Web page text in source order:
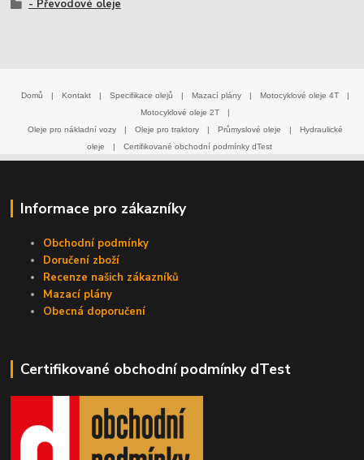
- Převodové oleje
Domů | Kontakt | Specifikace olejů | Mazací plány | Motocyklové oleje 4T
|
Motocyklové oleje 2T
|
Oleje pro nákladní vozy
| Oleje pro traktory | Průmyslové oleje |
Hydraulické
oleje
| Certifikované obchodní podmínky dTest
Informace pro zákazníky
Obchodní podmínky
Doručení zboží
Recenze našich zákazníků
Mazací plány
Obecná doporučení
Certifikované obchodní podmínky dTest